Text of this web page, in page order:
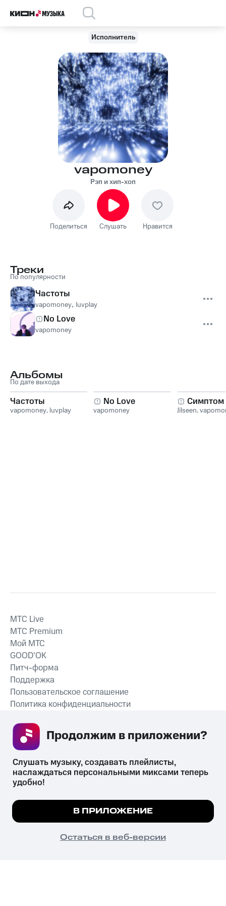
Исполнитель
vapomoney
Рэп и хип-хоп
Поделиться Слушать Нравится
Треки
По популярности
Частоты
vapomoney, luvplay
No Love
vapomoney
Альбомы
По дате выхода
Частоты
vapomoney, luvplay
No Love
vapomoney
Симптом
Jilseen,
СКАЧАТЬ ПРИЛОЖЕНИЕ
MTС Live
MTС Premium
Мой МТС
GOOD’OK
Питч-форма
Поддержка
Пользовательское соглашение
Политика конфиденциальности
психотропных веществ, их аналогов причиняет вред здоровью,
их незаконный оборот запрещён и влечёт установленную
законодательством ответственность.
© 2026 ООО «КИОН».
Все права защищены
Мы используем куки, чтобы на сайте все
Подробнее
ПОНЯТНО
Слушать музыку, создавать плейлисты,
наслаждаться персональными миксами теперь
удобно!
В ПРИЛОЖЕНИЕ
Остаться в веб-версии